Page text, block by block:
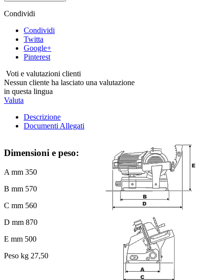
Condividi
Condividi
Twitta
Google+
Pinterest
Voti e valutazioni clienti
Nessun cliente ha lasciato una valutazione
in questa lingua
Valuta
Descrizione
Documenti Allegati
Dimensioni e peso:
A mm 350
B mm 570
C mm 560
D mm 870
E mm 500
Peso kg 27,50